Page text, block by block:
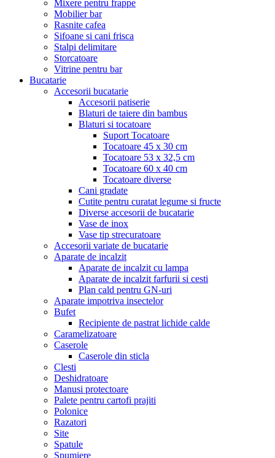
Mixere pentru frappe
Mobilier bar
Rasnite cafea
Sifoane si cani frisca
Stalpi delimitare
Storcatoare
Vitrine pentru bar
Bucatarie
Accesorii bucatarie
Accesorii patiserie
Blaturi de taiere din bambus
Blaturi si tocatoare
Suport Tocatoare
Tocatoare 45 x 30 cm
Tocatoare 53 x 32,5 cm
Tocatoare 60 x 40 cm
Tocatoare diverse
Cani gradate
Cutite pentru curatat legume si fructe
Diverse accesorii de bucatarie
Vase de inox
Vase tip strecuratoare
Accesorii variate de bucatarie
Aparate de incalzit
Aparate de incalzit cu lampa
Aparate de incalzit farfurii si cesti
Plan cald pentru GN-uri
Aparate impotriva insectelor
Bufet
Recipiente de pastrat lichide calde
Caramelizatoare
Caserole
Caserole din sticla
Clesti
Deshidratoare
Manusi protectoare
Palete pentru cartofi prajiti
Polonice
Razatori
Site
Spatule
Spumiere